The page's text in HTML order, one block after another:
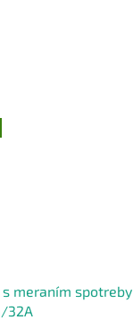
meraním spotreby
32A